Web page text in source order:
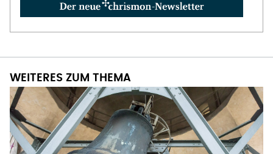
WEITERES ZUM THEMA